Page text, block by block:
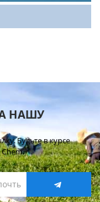
НАШУ
Будьте в курсе